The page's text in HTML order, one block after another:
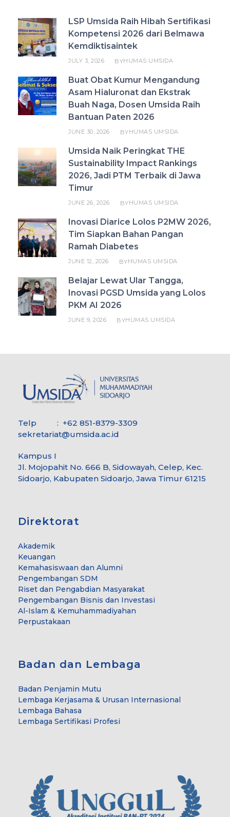
LSP Umsida Raih Hibah Sertifikasi
Kompetensi 2026 dari Belmawa
Kemdiktisaintek
JULY 3, 2026 BYHUMAS UMSIDA
Buat Obat Kumur Mengandung
Asam Hialuronat dan Ekstrak
Buah Naga, Dosen Umsida Raih
Bantuan Paten 2026
JUNE 30, 2026 BYHUMAS UMSIDA
Umsida Naik Peringkat THE
Sustainability Impact Rankings
2026, Jadi PTM Terbaik di Jawa
Timur
JUNE 26, 2026 BYHUMAS UMSIDA
Inovasi Diarice Lolos P2MW 2026,
Tim Siapkan Bahan Pangan
Ramah Diabetes
JUNE 12, 2026 BYHUMAS UMSIDA
Belajar Lewat Ular Tangga,
Inovasi PGSD Umsida yang Lolos
PKM AI 2026
JUNE 9, 2026 BYHUMAS UMSIDA
Telp : +62 851-8379-3309
sekretariat@umsida.ac.id
Kampus I
Jl. Mojopahit No. 666 B, Sidowayah, Celep, Kec.
Sidoarjo, Kabupaten Sidoarjo, Jawa Timur 61215
Direktorat
Akademik
Keuangan
Kemahasiswaan dan Alumni
Pengembangan SDM
Riset dan Pengabdian Masyarakat
Pengembangan Bisnis dan Investasi
Al-Islam & Kemuhammadiyahan
Perpustakaan
Badan dan Lembaga
Badan Penjamin Mutu
Lembaga Kerjasama & Urusan Internasional
Lembaga Bahasa
Lembaga Sertifikasi Profesi